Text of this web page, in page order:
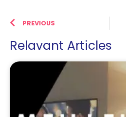
PREVIOUS
Relavant Articles